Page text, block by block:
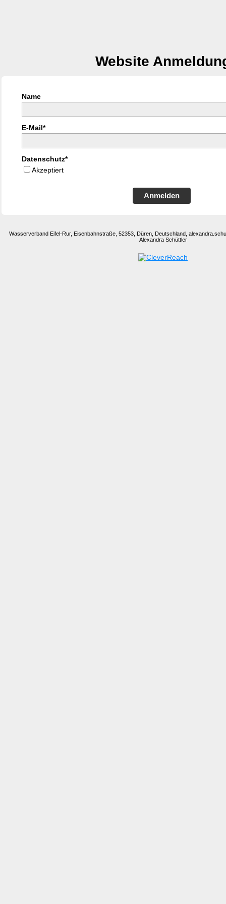
Website
Name
E-Mail*
Datenschutz*
Akzeptiert
Anmelden
Wasserverband Eifel-Rur, Eisenbahnstraße, 52353, Düren, Deutschland,
Alexandra Schüttler